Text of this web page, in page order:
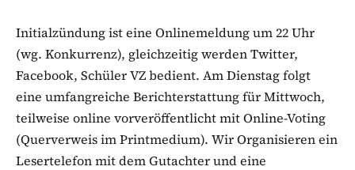
Initialzündung ist eine Onlinemeldung um 22 Uhr
(wg. Konkurrenz), gleichzeitig werden Twitter,
Facebook, Schüler VZ bedient. Am Dienstag folgt
eine umfangreiche Berichterstattung für Mittwoch,
teilweise online vorveröffentlicht mit Online-Voting
(Querverweis im Printmedium). Wir Organisieren ein
Lesertelefon mit dem Gutachter und eine